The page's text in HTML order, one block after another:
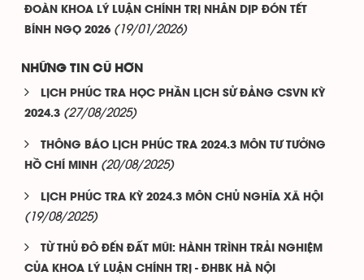
ĐOÀN KHOA LÝ LUẬN CHÍNH TRỊ NHÂN DỊP ĐÓN TẾT
BÍNH NGỌ 2026 (19/01/2026)
NHỮNG TIN CŨ HƠN
LỊCH PHÚC TRA HỌC PHẦN LỊCH SỬ ĐẢNG CSVN KỲ
2024.3 (27/08/2025)
THÔNG BÁO LỊCH PHÚC TRA 2024.3 MÔN TƯ TƯỞNG
HỒ CHÍ MINH
(20/08/2025)
LỊCH PHÚC TRA KỲ 2024.3 MÔN CHỦ NGHĨA XÃ HỘI
(19/08/2025)
TỪ THỦ ĐÔ ĐẾN ĐẤT MŨI: HÀNH TRÌNH TRẢI NGHIỆM
CỦA KHOA LÝ LUẬN CHÍNH TRỊ - ĐHBK HÀ NỘI